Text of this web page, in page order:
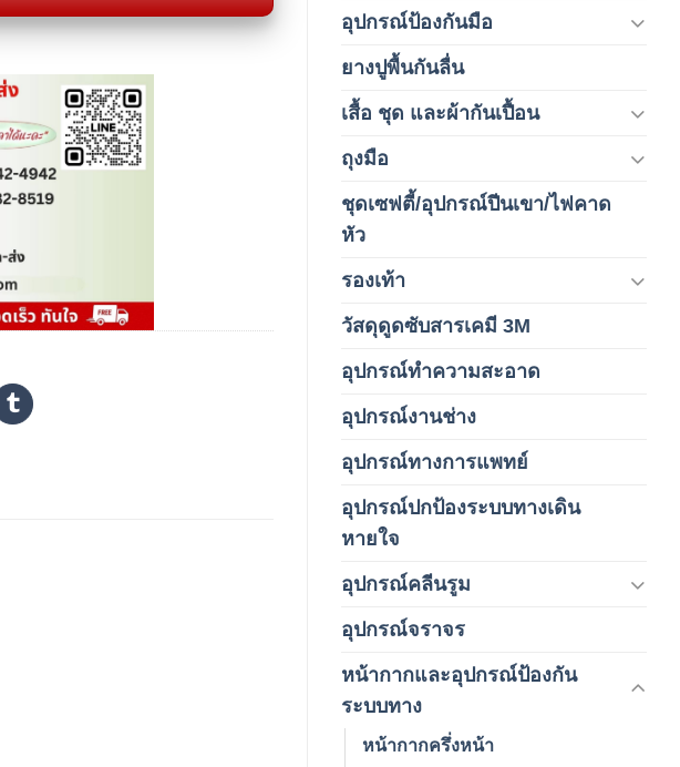
อุปกรณ์ป้องกันมือ
ยางปูพื้นกันลื่น
เสื้อ ชุด และผ้ากันเปื้อน
ถุงมือ
ชุดเซฟตี้/อุปกรณ์ปีนเขา/ไฟคาด
หัว
รองเท้า
วัสดุดูดซับสารเคมี 3M
อุปกรณ์ทำความสะอาด
อุปกรณ์งานช่าง
อุปกรณ์ทางการแพทย์
อุปกรณ์ปกป้องระบบทางเดิน
หายใจ
อุปกรณ์คลีนรูม
อุปกรณ์จราจร
หน้ากากและอุปกรณ์ป้องกัน
ระบบทาง
หน้ากากครึ่งหน้า